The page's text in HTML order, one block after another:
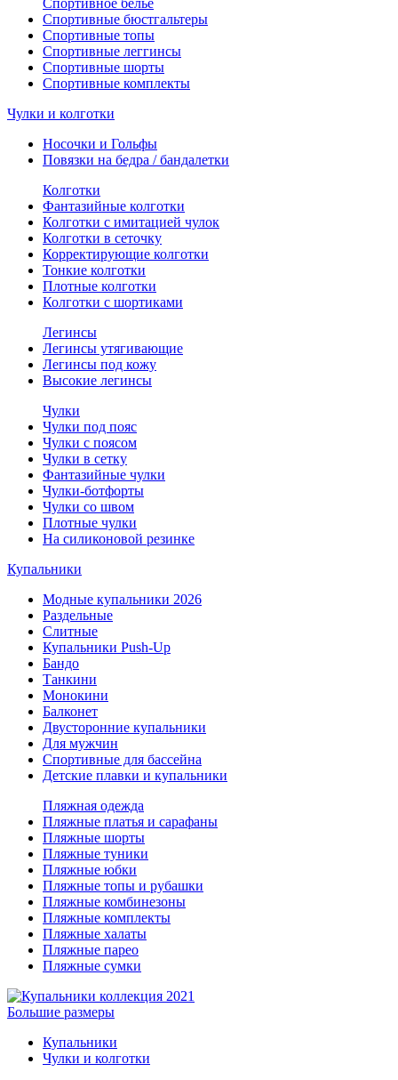
Спортивное белье
Спортивные бюстгальтеры
Спортивные топы
Спортивные леггинсы
Спортивные шорты
Спортивные комплекты
Чулки и колготки
Носочки и Гольфы
Повязки на бедра / бандалетки
Колготки
Фантазийные колготки
Колготки с имитацией чулок
Колготки в сеточку
Корректирующие колготки
Тонкие колготки
Плотные колготки
Колготки с шортиками
Легинсы
Легинсы утягивающие
Легинсы под кожу
Высокие легинсы
Чулки
Чулки под пояс
Чулки с поясом
Чулки в сетку
Фантазийные чулки
Чулки-ботфорты
Чулки со швом
Плотные чулки
На силиконовой резинке
Купальники
Модные купальники 2026
Раздельные
Слитные
Купальники Push-Up
Бандо
Танкини
Монокини
Балконет
Двусторонние купальники
Для мужчин
Спортивные для бассейна
Детские плавки и купальники
Пляжная одежда
Пляжные платья и сарафаны
Пляжные шорты
Пляжные туники
Пляжные юбки
Пляжные топы и рубашки
Пляжные комбинезоны
Пляжные комплекты
Пляжные халаты
Пляжные парео
Пляжные сумки
Большие размеры
Купальники
Чулки и колготки